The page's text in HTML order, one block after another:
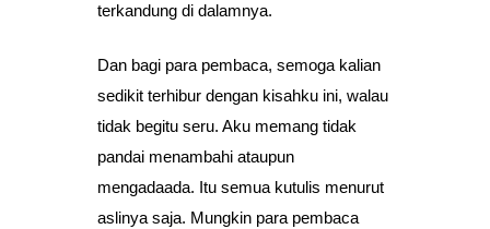
terkandung di dalamnya.
Dan bagi para pembaca, semoga kalian
sedikit terhibur dengan kisahku ini, walau
tidak begitu seru. Aku memang tidak
pandai menambahi ataupun
mengadaada. Itu semua kutulis menurut
aslinya saja. Mungkin para pembaca